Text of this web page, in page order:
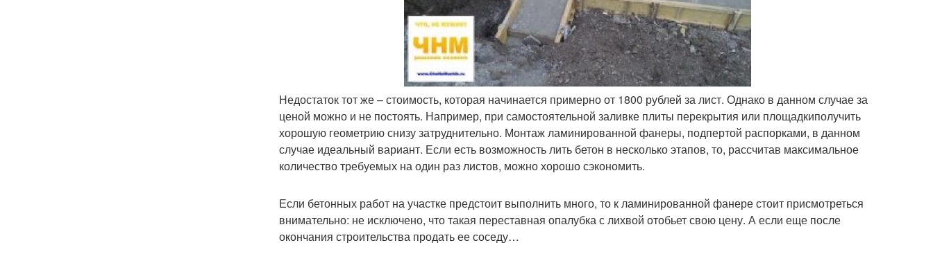
Недостаток тот же – стоимость, которая начинается примерно от 1800 рублей за лист. Однако в данном случае за
ценой можно и не постоять. Например, при самостоятельной заливке плиты перекрытия или площадкиполучить
хорошую геометрию снизу затруднительно. Монтаж ламинированной фанеры, подпертой распорками, в данном
случае идеальный вариант. Если есть возможность лить бетон в несколько этапов, то, рассчитав максимальное
количество требуемых на один раз листов, можно хорошо сэкономить.
Если бетонных работ на участке предстоит выполнить много, то к ламинированной фанере стоит присмотреться
внимательно: не исключено, что такая переставная опалубка с лихвой отобьет свою цену. А если еще после
окончания строительства продать ее соседу…